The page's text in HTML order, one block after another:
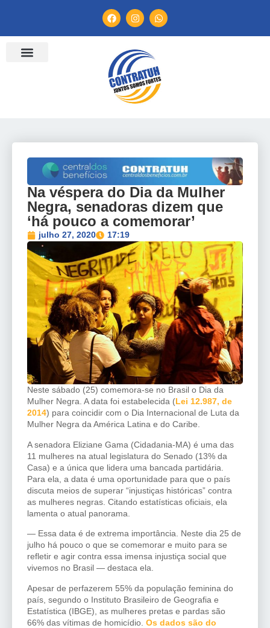
Na véspera do Dia da Mulher
Negra, senadoras dizem que
‘há pouco a comemorar’
julho 27, 2020 17:19
Neste sábado (25) comemora-se no Brasil o Dia da
Mulher Negra. A data foi estabelecida (Lei 12.987, de
2014) para coincidir com o Dia Internacional de Luta da
Mulher Negra da América Latina e do Caribe.
A senadora Eliziane Gama (Cidadania-MA) é uma das
11 mulheres na atual legislatura do Senado (13% da
Casa) e a única que lidera uma bancada partidária.
Para ela, a data é uma oportunidade para que o país
discuta meios de superar “injustiças históricas” contra
as mulheres negras. Citando estatísticas oficiais, ela
lamenta o atual panorama.
— Essa data é de extrema importância. Neste dia 25 de
julho há pouco o que se comemorar e muito para se
refletir e agir contra essa imensa injustiça social que
vivemos no Brasil — destaca ela.
Apesar de perfazerem 55% da população feminina do
país, segundo o Instituto Brasileiro de Geografia e
Estatística (IBGE), as mulheres pretas e pardas são
66% das vítimas de homicídio. Os dados são do